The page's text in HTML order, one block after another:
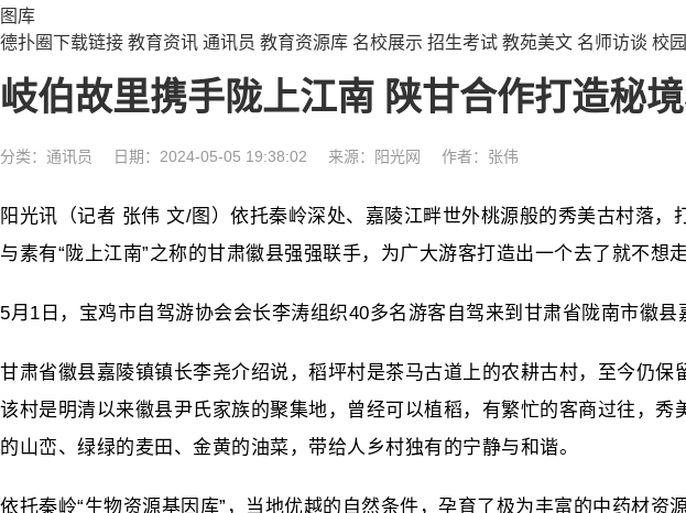
图库
德扑圈下载链接 教育资讯 通讯员 教育资源库 名校展示 招生考试 教苑美文 名师访谈 校
岐伯故里携手陇上江南 陕甘合作打造秘
分类： 通讯员 日期：2024-05-05 19:38:02 来源：阳光网 作者：张伟
阳光讯（记者 张伟 文/图）依托秦岭深处、嘉陵江畔世外桃源般的秀美古村落
与素有“陇上江南”之称的甘肃徽县强强联手，为广大游客打造出一个去了就不想走
5月1日，宝鸡市自驾游协会会长李涛组织40多名游客自驾来到甘肃省陇南市徽
甘肃省徽县嘉陵镇镇长李尧介绍说，稻坪村是茶马古道上的农耕古村，至今仍
该村是明清以来徽县尹氏家族的聚集地，曾经可以植稻，有繁忙的客商过往，
的山峦、绿绿的麦田、金黄的油菜，带给人乡村独有的宁静与和谐。
依托秦岭“生物资源基因库”，当地优越的自然条件，孕育了极为丰富的中药材